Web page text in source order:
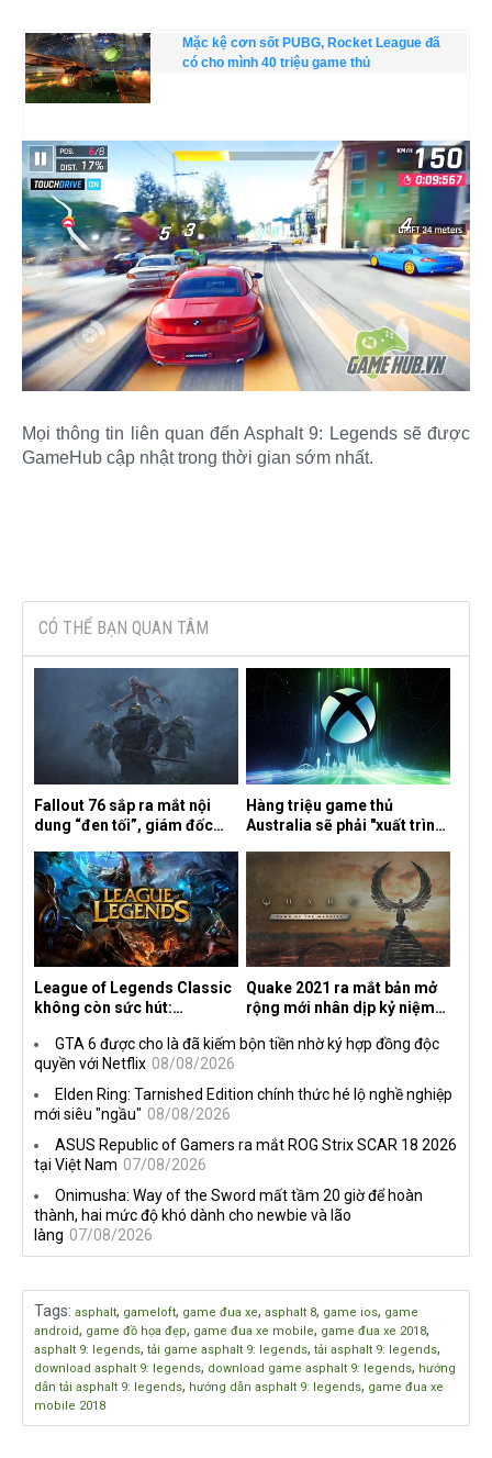
Mặc kệ cơn sốt PUBG, Rocket League đã
có cho mình 40 triệu game thủ
Mọi thông tin liên quan đến Asphalt 9: Legends sẽ được
GameHub cập nhật trong thời gian sớm nhất.
CÓ THỂ BẠN QUAN TÂM
Fallout 76 sắp ra mắt nội
dung “đen tối”, giám đốc
Hàng triệu game thủ
Australia sẽ phải "xuất trình
số tựa game trên Xbox?
League of Legends Classic
không còn sức hút:
chơi cũ không còn online
Quake 2021 ra mắt bản mở
rộng mới nhân dịp kỷ niệm
the Machine
GTA 6 được cho là đã kiếm bộn tiền nhờ ký hợp đồng độc
quyền với Netflix 08/08/2026
Elden Ring: Tarnished Edition chính thức hé lộ nghề nghiệp
mới siêu "ngầu" 08/08/2026
ASUS Republic of Gamers ra mắt ROG Strix SCAR 18 2026
tại Việt Nam 07/08/2026
Onimusha: Way of the Sword mất tầm 20 giờ để hoàn
thành, hai mức độ khó dành cho newbie và lão
làng 07/08/2026
Tags: asphalt, gameloft, game đua xe, asphalt 8, game ios, game
android, game đồ họa đẹp, game đua xe mobile, game đua xe 2018,
asphalt 9: legends, tải game asphalt 9: legends, tải asphalt 9: legends,
download asphalt 9: legends, download game asphalt 9: legends, hướng
dẫn tải asphalt 9: legends, hướng dẫn asphalt 9: legends, game đua xe
mobile 2018